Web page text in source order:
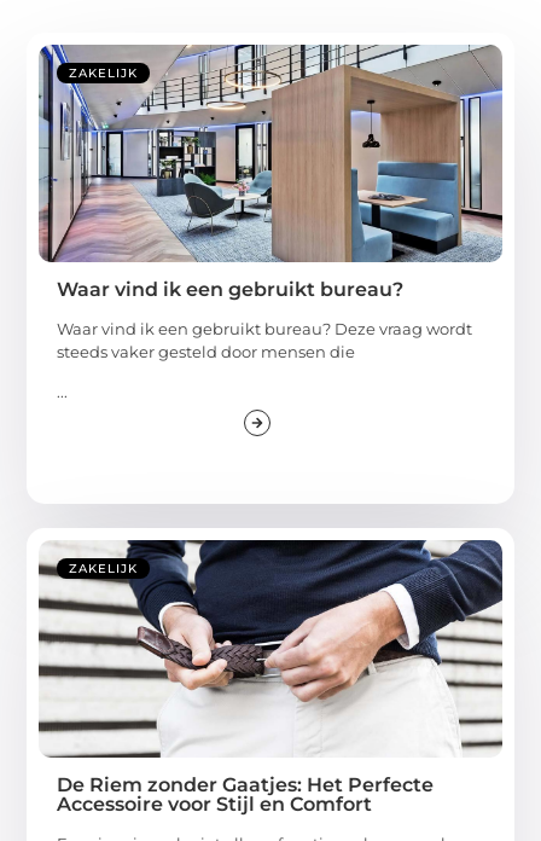
ZAKELIJK
Waar vind ik een gebruikt bureau?
Waar vind ik een gebruikt bureau? Deze vraag wordt
steeds vaker gesteld door mensen die
...
ZAKELIJK
De Riem zonder Gaatjes: Het Perfecte
Accessoire voor Stijl en Comfort